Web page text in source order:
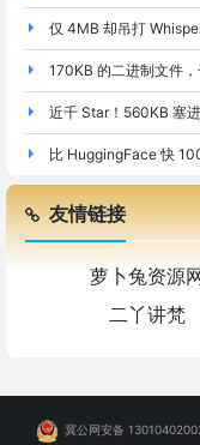
仅 4MB 却吊打
170KB 的二进制文件
近千 Star！560KB 塞
比 HuggingFace 快
友情链接
萝卜兔资源
二丫讲梵
冀公网安备